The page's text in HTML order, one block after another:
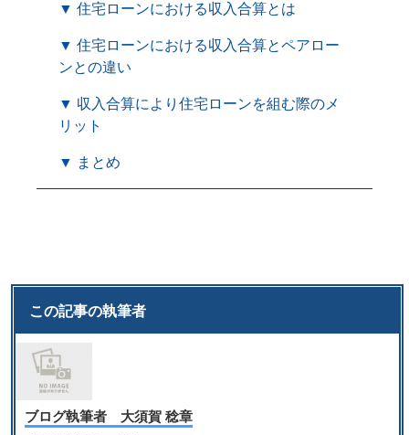
▼ 住宅ローンにおける収入合算とは
▼ 住宅ローンにおける収入合算とペアロー
ンとの違い
▼ 収入合算により住宅ローンを組む際のメ
リット
▼ まとめ
この記事の執筆者
ブログ執筆者 大須賀 稔章